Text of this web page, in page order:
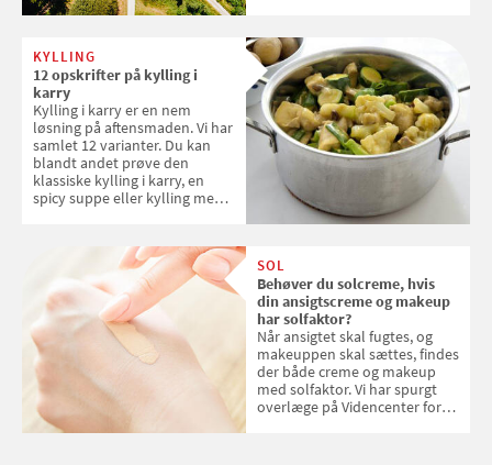
KYLLING
12 opskrifter på kylling i
karry
Kylling i karry er en nem
løsning på aftensmaden. Vi har
samlet 12 varianter. Du kan
blandt andet prøve den
klassiske kylling i karry, en
spicy suppe eller kylling med
SOL
Behøver du solcreme, hvis
din ansigtscreme og makeup
har solfaktor?
Når ansigtet skal fugtes, og
makeuppen skal sættes, findes
der både creme og makeup
med solfaktor. Vi har spurgt
overlæge på Videncenter for